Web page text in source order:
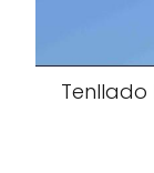
Tenllado